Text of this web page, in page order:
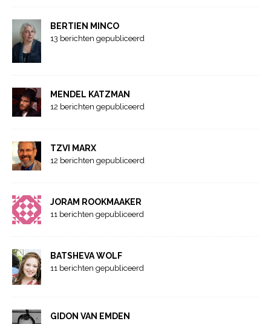
BERTIEN MINCO
13 berichten gepubliceerd
MENDEL KATZMAN
12 berichten gepubliceerd
TZVI MARX
12 berichten gepubliceerd
JORAM ROOKMAAKER
11 berichten gepubliceerd
BATSHEVA WOLF
11 berichten gepubliceerd
GIDON VAN EMDEN